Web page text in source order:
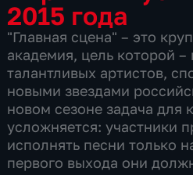
2015 года
"Главная сцена" – это
академия, цель которой
талантливых артистов,
новыми звездами
новом сезоне задача для
усложняется: участники
исполнять песни только
первого выхода они